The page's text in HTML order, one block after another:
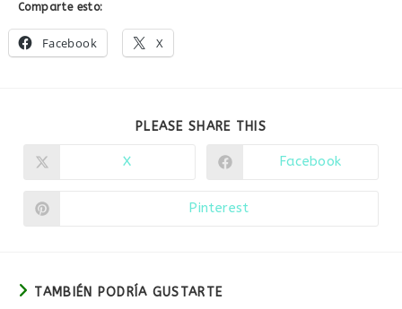
Comparte esto:
Facebook X
PLEASE SHARE THIS
X Facebook
Pinterest
TAMBIÉN PODRÍA GUSTARTE